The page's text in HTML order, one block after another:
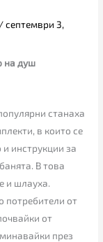
/септември 3,
на душ
станаха
в които се
инструкции за
В това
и шлауха.
потребители от
от
през